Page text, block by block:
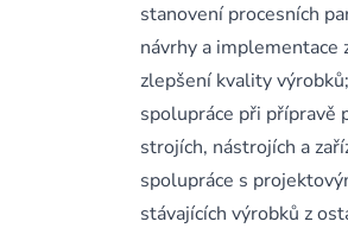
stanovení procesních
návrhy a implementace
zlepšení kvality výrobků;
spolupráce při přípravě
strojích, nástrojích a
spolupráce s
stávajících výrobků z